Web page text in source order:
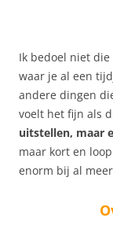
Ik bedoel niet
waar je al een
andere dingen
voelt het fijn als
uitstellen, maar
maar kort en
enorm bij al